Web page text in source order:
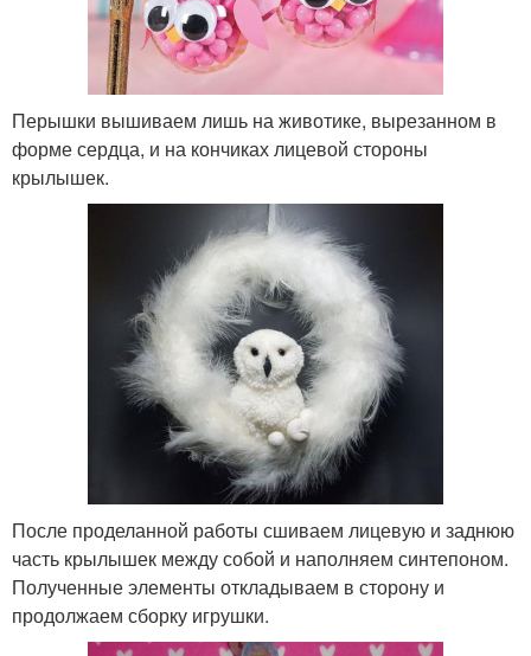
Перышки вышиваем лишь на животике, вырезанном в
форме сердца, и на кончиках лицевой стороны
крылышек.
После проделанной работы сшиваем лицевую и заднюю
часть крылышек между собой и наполняем синтепоном.
Полученные элементы откладываем в сторону и
продолжаем сборку игрушки.